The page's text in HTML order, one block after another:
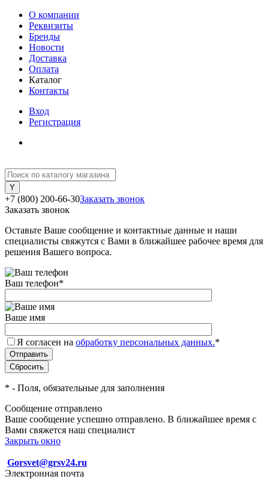
О компании
Реквизиты
Бренды
Новости
Доставка
Оплата
Каталог
Контакты
Вход
Регистрация
+7 (800) 200-66-30Заказать звонок
Заказать звонок
Оставьте Ваше сообщение и контактные данные и наши
специалисты свяжутся с Вами в ближайшее рабочее время для
решения Вашего вопроса.
Ваш телефон*
Ваше имя
Я согласен на обработку персональных данных.*
* - Поля, обязательные для заполнения
Сообщение отправлено
Ваше сообщение успешно отправлено. В ближайшее время с
Вами свяжется наш специалист
Закрыть окно
Gorsvet@grsv24.ru
Электронная почта